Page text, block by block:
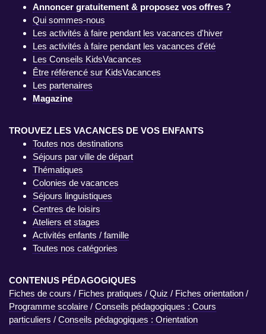
Annoncer gratuitement & proposez vos offres ?
Qui sommes-nous
Les activités à faire pendant les vacances d'hiver
Les activités à faire pendant les vacances d'été
Les Conseils KidsVacances
Être référencé sur KidsVacances
Les partenaires
Magazine
TROUVEZ LES VACANCES DE VOS ENFANTS
Toutes nos destinations
Séjours par ville de départ
Thématiques
Colonies de vacances
Séjours linguistiques
Centres de loisirs
Ateliers et stages
Activités enfants / famille
Toutes nos catégories
CONTENUS PÉDAGOGIQUES
Fiches de cours / Fiches pratiques / Quiz / Fiches orientation /
Programme scolaire / Conseils pédagogiques : Cours
particuliers / Conseils pédagogiques : Orientation